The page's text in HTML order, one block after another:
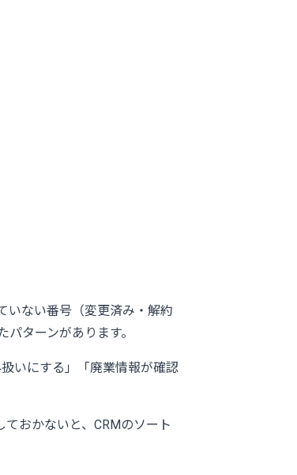
いない番号（変更済み・解約
ターンがあります。
いにする」「廃業情報が確認
おかないと、CRMのソート